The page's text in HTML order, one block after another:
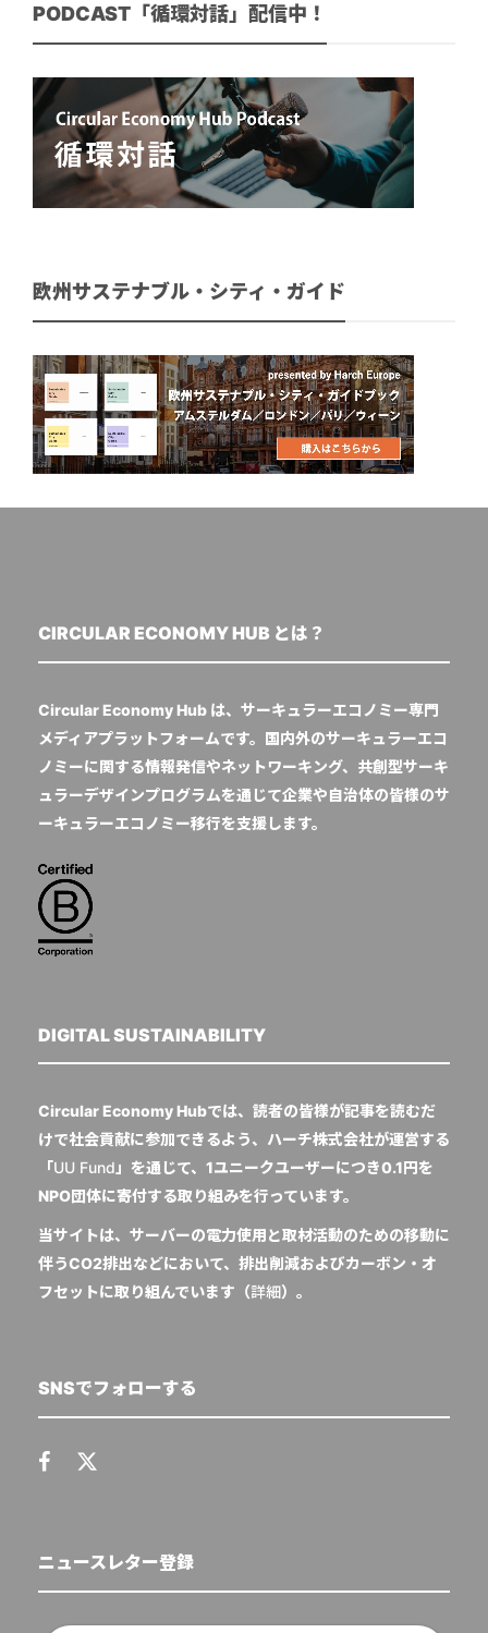
PODCAST「循環対話」配信中！
欧州サステナブル・シティ・ガイド
CIRCULAR ECONOMY HUB とは？
Circular Economy Hub は、サーキュラーエコノミー専門
メディアプラットフォームです。国内外のサーキュラーエコ
ノミーに関する情報発信やネットワーキング、共創型サーキ
ュラーデザインプログラムを通じて企業や自治体の皆様のサ
ーキュラーエコノミー移行を支援します。
DIGITAL SUSTAINABILITY
Circular Economy Hubでは、読者の皆様が記事を読むだ
けで社会貢献に参加できるよう、ハーチ株式会社が運営する
「UU Fund 」を通じて、1ユニークユーザーにつき0.1円を
NPO団体に寄付する取り組みを行っています。
当サイトは、サーバーの電力使用と取材活動のための移動に
伴うCO2排出などにおいて、排出削減およびカーボン・オ
フセットに取り組んでいます（詳細）。
SNSでフォローする
ニュースレター登録